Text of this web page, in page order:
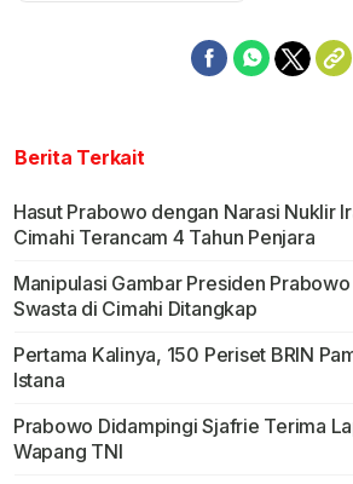
Berita Terkait
Hasut Prabowo dengan Narasi Nuklir
Cimahi Terancam 4 Tahun Penjara
Manipulasi Gambar Presiden
Swasta di Cimahi Ditangkap
Pertama Kalinya, 150 Periset BRIN
Istana
Prabowo Didampingi Sjafrie Terima
Wapang TNI